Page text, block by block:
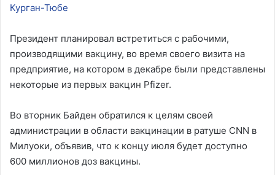
Курган-Тюбе
Президент планировал встретиться с рабочими,
производящими вакцину, во время своего визита на
предприятие, на котором в декабре были представлены
некоторые из первых вакцин Pfizer.
Во вторник Байден обратился к целям своей
администрации в области вакцинации в ратуше CNN в
Милуоки, объявив, что к концу июля будет доступно
600 миллионов доз вакцины.